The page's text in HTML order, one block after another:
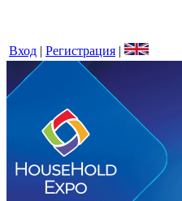
Вход | Регистрация |